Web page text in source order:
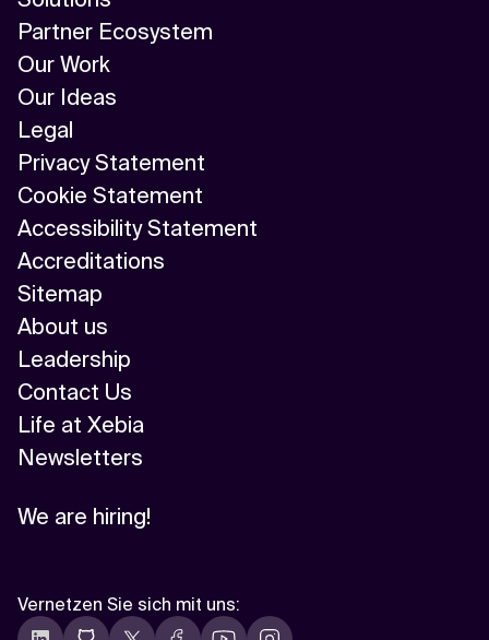
Partner Ecosystem
Our Work
Our Ideas
Legal
Privacy Statement
Cookie Statement
Accessibility Statement
Accreditations
Sitemap
About us
Leadership
Contact Us
Life at Xebia
Newsletters
We are hiring!
Vernetzen Sie sich mit uns: